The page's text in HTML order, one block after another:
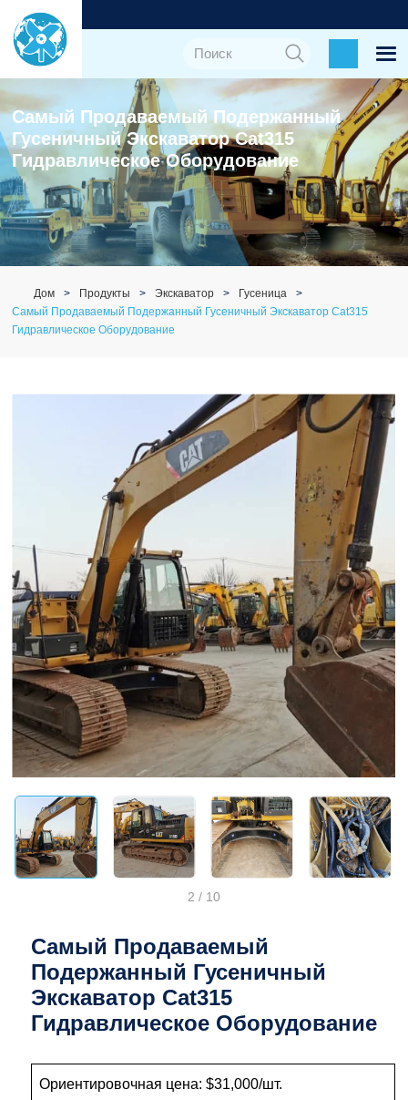
Самый Продаваемый Подержанный
Гусеничный Экскаватор Cat315
Гидравлическое Оборудование
Дом Продукты Экскаватор
Гусеница
Самый Продаваемый Подержанный Гусеничный Экскаватор Cat315
Гидравлическое Оборудование
2 / 10
Самый Продаваемый
Подержанный Гусеничный
Экскаватор Cat315
Гидравлическое Оборудование
Ориентировочная цена: $31,000/шт.